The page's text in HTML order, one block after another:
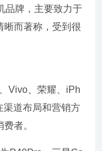
品牌，主要致力于
晰而著称，受到很
Vivo、荣耀、iPh
渠道布局和营销方
者。